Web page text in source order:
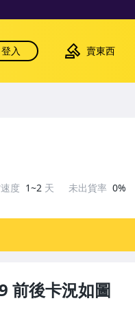
登入 賣東西
前後卡況如圖
度 1~2 天 未出貨率 0%